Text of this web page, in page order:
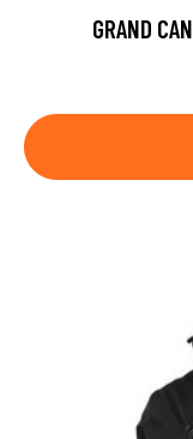
GRAND